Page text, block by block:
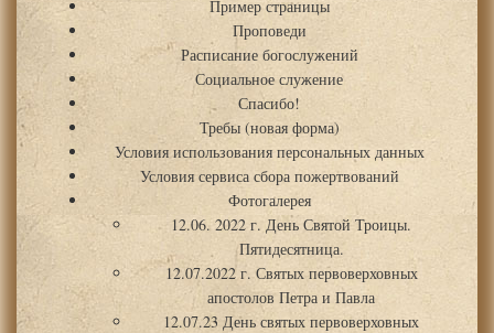
Пример страницы
Проповеди
Расписание богослужений
Социальное служение
Спасибо!
Требы (новая форма)
Условия использования персональных данных
Условия сервиса сбора пожертвований
Фотогалерея
12.06. 2022 г. День Святой Троицы.
Пятидесятница.
12.07.2022 г. Святых первоверховных
апостолов Петра и Павла
12.07.23 День святых первоверховных